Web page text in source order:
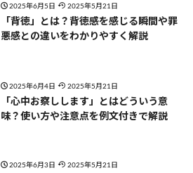
2025年6月5日 2025年5月21日
「背徳」とは？背徳感を感じる瞬間や罪
悪感との違いをわかりやすく解説
2025年6月4日 2025年5月21日
「心中お察しします」とはどういう意
味？使い方や注意点を例文付きで解説
2025年6月3日 2025年5月21日